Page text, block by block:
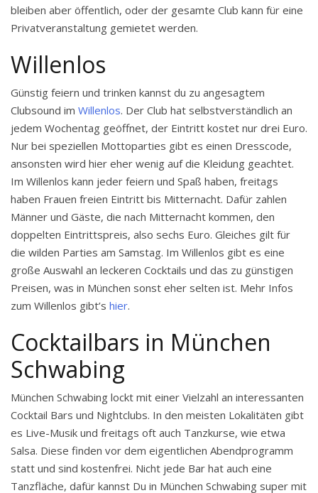
bleiben aber öffentlich, oder der gesamte Club kann für eine
Privatveranstaltung gemietet werden.
Willenlos
Günstig feiern und trinken kannst du zu angesagtem
Clubsound im Willenlos. Der Club hat selbstverständlich an
jedem Wochentag geöffnet, der Eintritt kostet nur drei Euro.
Nur bei speziellen Mottoparties gibt es einen Dresscode,
ansonsten wird hier eher wenig auf die Kleidung geachtet.
Im Willenlos kann jeder feiern und Spaß haben, freitags
haben Frauen freien Eintritt bis Mitternacht. Dafür zahlen
Männer und Gäste, die nach Mitternacht kommen, den
doppelten Eintrittspreis, also sechs Euro. Gleiches gilt für
die wilden Parties am Samstag. Im Willenlos gibt es eine
große Auswahl an leckeren Cocktails und das zu günstigen
Preisen, was in München sonst eher selten ist. Mehr Infos
zum Willenlos gibt’s hier.
Cocktailbars in München
Schwabing
München Schwabing lockt mit einer Vielzahl an interessanten
Cocktail Bars und Nightclubs. In den meisten Lokalitäten gibt
es Live-Musik und freitags oft auch Tanzkurse, wie etwa
Salsa. Diese finden vor dem eigentlichen Abendprogramm
statt und sind kostenfrei. Nicht jede Bar hat auch eine
Tanzfläche, dafür kannst Du in München Schwabing super mit